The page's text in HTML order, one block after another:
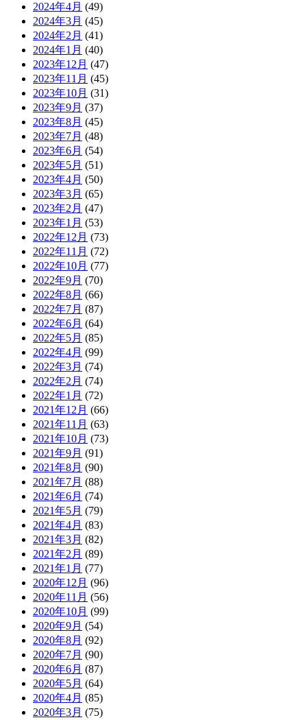
2024年4月 (49)
2024年3月 (45)
2024年2月 (41)
2024年1月 (40)
2023年12月 (47)
2023年11月 (45)
2023年10月 (31)
2023年9月 (37)
2023年8月 (45)
2023年7月 (48)
2023年6月 (54)
2023年5月 (51)
2023年4月 (50)
2023年3月 (65)
2023年2月 (47)
2023年1月 (53)
2022年12月 (73)
2022年11月 (72)
2022年10月 (77)
2022年9月 (70)
2022年8月 (66)
2022年7月 (87)
2022年6月 (64)
2022年5月 (85)
2022年4月 (99)
2022年3月 (74)
2022年2月 (74)
2022年1月 (72)
2021年12月 (66)
2021年11月 (63)
2021年10月 (73)
2021年9月 (91)
2021年8月 (90)
2021年7月 (88)
2021年6月 (74)
2021年5月 (79)
2021年4月 (83)
2021年3月 (82)
2021年2月 (89)
2021年1月 (77)
2020年12月 (96)
2020年11月 (56)
2020年10月 (99)
2020年9月 (54)
2020年8月 (92)
2020年7月 (90)
2020年6月 (87)
2020年5月 (64)
2020年4月 (85)
2020年3月 (75)